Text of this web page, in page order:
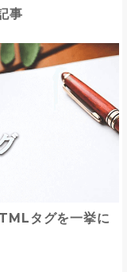
事
タグを一挙に